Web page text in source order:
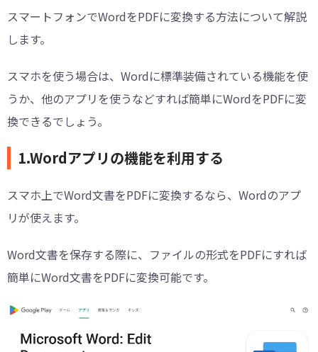
スマートフォンでWordをPDFに変換する方法について解説
します。
スマホを使う場合は、Wordに標準装備されている機能を使
うか、他のアプリを使うなどすれば簡単にWordをPDFに変
換できるでしょう。
1.Wordアプリの機能を利用する
スマホ上でWord文書をPDFに変換するなら、Wordのアプ
リが使えます。
Word文書を保存する際に、ファイルの形式をPDFにすれば
簡単にWord文書をPDFに変換可能です。